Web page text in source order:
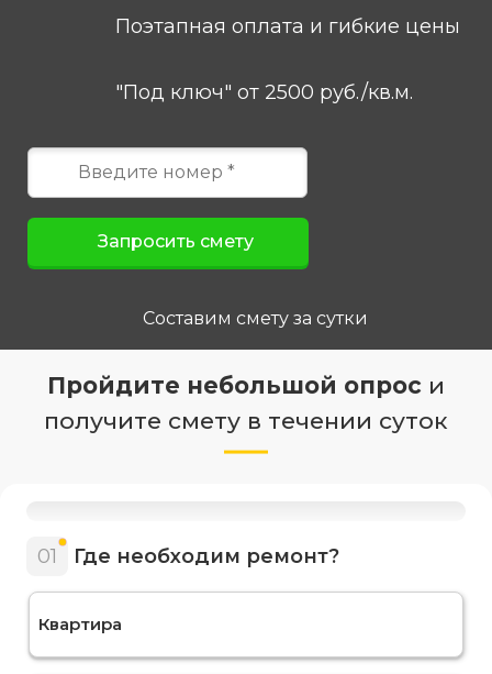
Поэтапная оплата и гибкие цены
"Под ключ" от 2500 руб./кв.м.
Составим смету за сутки
Пройдите небольшой опрос и
получите смету в течении суток
01 Где необходим ремонт?
Квартира